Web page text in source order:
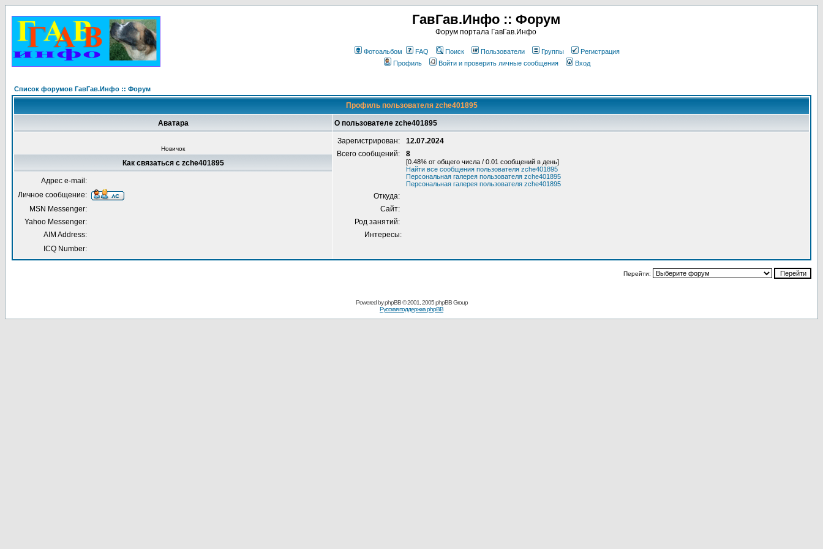
ГавГав.Инфо :: Форум
Форум портала ГавГав.Инфо
Фотоальбом FAQ Поиск Пользователи Группы
Регистрация
Профиль
Войти и проверить личные сообщения Вход
Список форумов ГавГав.Инфо :: Форум
Профиль пользователя zche401895
Аватара О пользователе zche401895
Новичок
Зарегистрирован:
12.07.2024
Всего сообщений:
8
[0.48% от общего числа / 0.01 сообщений в день]
Найти все сообщения пользователя zche401895
Персональная галерея пользователя zche401895
Персональная галерея пользователя zche401895
Откуда:
Сайт:
Род занятий:
Интересы:
Как связаться с zche401895
Адрес e-mail:
Личное сообщение:
MSN Messenger:
Yahoo Messenger:
AIM Address:
ICQ Number:
Перейти:
Powered byphpBB© 2001, 2005 phpBB Group
Русская поддержка phpBB